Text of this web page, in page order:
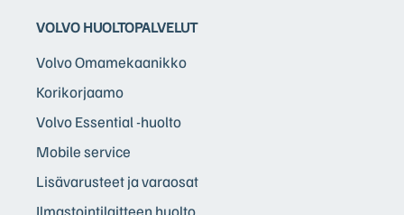
VOLVO HUOLTOPALVELUT
Volvo Omamekaanikko
Korikorjaamo
Volvo Essential -huolto
Mobile service
Lisävarusteet ja varaosat
Ilmastointilaitteen huolto